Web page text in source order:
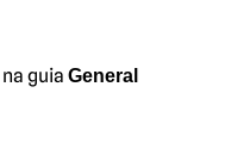
na guia General